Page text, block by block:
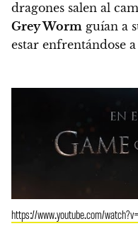
dragones salen al
Grey Worm guían a
estar enfrentándose
https://www.youtube.com/